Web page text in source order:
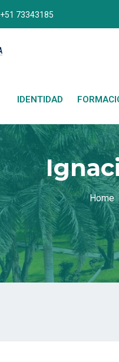
+51 73343185
IDENTIDAD
Home